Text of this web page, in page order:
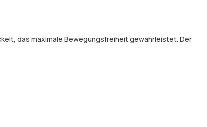
das maximale Bewegungsfreiheit gewährleistet. Der